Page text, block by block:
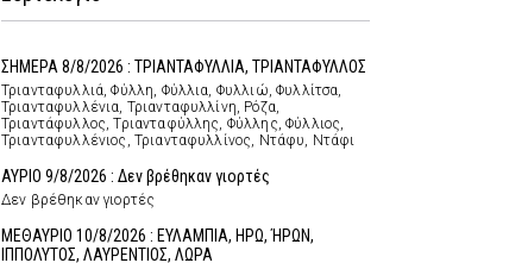
ΣΗΜΕΡΑ 8/8/2026 : ΤΡΙΑΝΤΑΦΥΛΛΙΑ, ΤΡΙΑΝΤΑΦΥΛΛΟΣ
Τριανταφυλλιά, Φύλλη, Φύλλια, Φυλλιώ, Φυλλίτσα,
Τριανταφυλλένια, Τριανταφυλλίνη, Ρόζα,
Τριαντάφυλλος, Τριανταφύλλης, Φύλλης, Φύλλιος,
Τριανταφυλλένιος, Τριανταφυλλίνος, Ντάφυ, Ντάφι
ΑΥΡΙΟ 9/8/2026 : Δεν βρέθηκαν γιορτές
Δεν βρέθηκαν γιορτές
ΜΕΘΑΥΡΙΟ 10/8/2026 : ΕΥΛΑΜΠΙΑ, ΗΡΩ, ΉΡΩΝ,
ΙΠΠΟΛΥΤΟΣ, ΛΑΥΡΕΝΤΙΟΣ, ΛΩΡΑ